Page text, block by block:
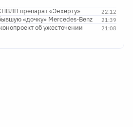
22:12
препарат «Энхерту»
21:39
«дочку» Mercedes-Benz
21:08
об ужесточении